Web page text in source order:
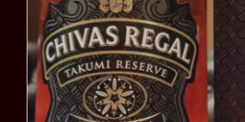
ーブ（
Aged 12 years
お知らせ